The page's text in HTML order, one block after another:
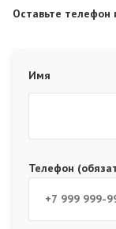
Оставьте
Имя
Телефон